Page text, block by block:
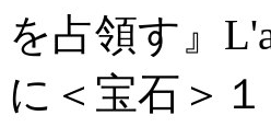
を占領す』
に＜宝石＞